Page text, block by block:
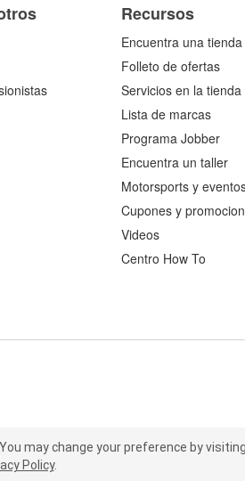
You may change your preference by
Policy
Recursos
Encuentra una tienda
Folleto de ofertas
Servicios en la tienda
Lista de marcas
Programa Jobber
Encuentra un taller
Motorsports y
Cupones y
Videos
Centro How To
You may change your preference by
Policy.